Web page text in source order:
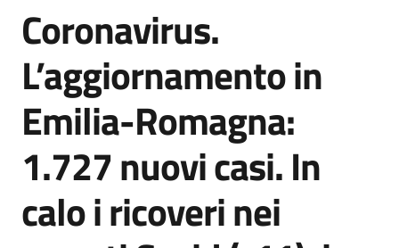
Risorse
Agenzia
di
informazione
e
comunicazione
Salta al contenuto
Coronavirus.
L’aggiornamento in
Emilia-Romagna:
1.727 nuovi casi. In
calo i ricoveri nei